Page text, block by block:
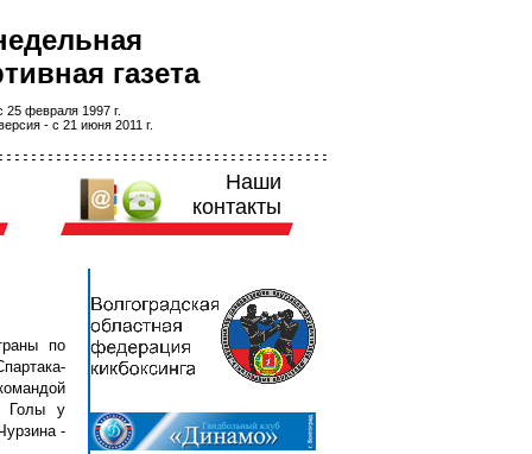
газета
25 февраля 1997 г.
- с 21 июня 2011 г.
Наши
контакты
по
Голы у
-